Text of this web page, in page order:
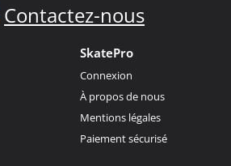
Contactez-nous
SkatePro
Connexion
À propos de nous
Mentions légales
Paiement sécurisé